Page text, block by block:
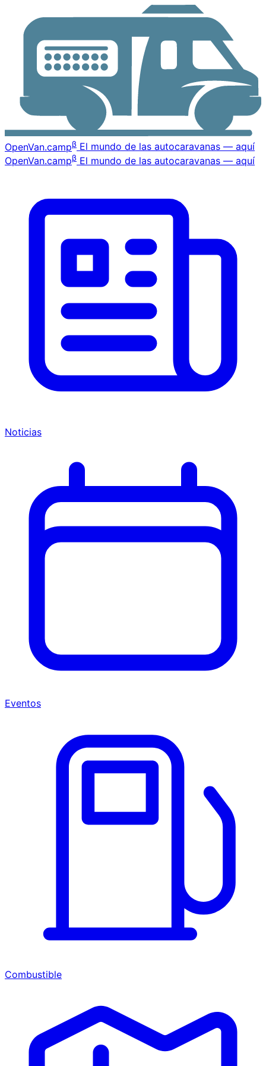
OpenVan.campβ El mundo de las autocaravanas — aquí
OpenVan.campβ El mundo de las autocaravanas — aquí
Noticias
Eventos
Combustible